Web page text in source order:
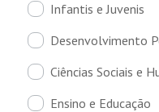
Infantis e Juvenis
Desenvolvimento
Ciências Sociais e
Ensino e Educação